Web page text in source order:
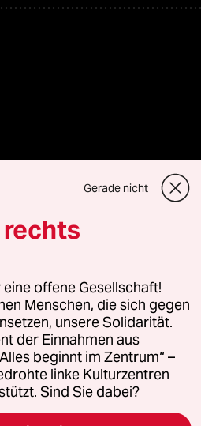
GmbH
Fragen oder für Genehmigungen
Kommune-Richtlinien
Impressum AGB
Gerade nicht
offene Gesellschaft!
Menschen, die sich gegen
unsere Solidarität.
der Einnahmen aus
beginnt im Zentrum“ –
linke Kulturzentren
Sind Sie dabei?